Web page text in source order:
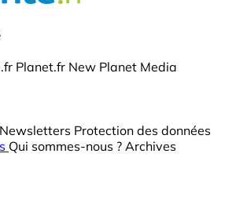
Planet.fr New Planet Media
Newsletters Protection des données
Qui sommes-nous ? Archives